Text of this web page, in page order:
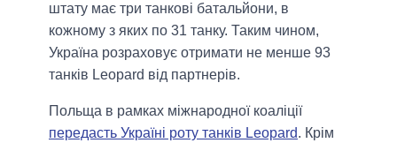
штату має три танкові батальйони, в
кожному з яких по 31 танку. Таким чином,
Україна розраховує отримати не менше 93
танків Leopard від партнерів.
Польща в рамках міжнародної коаліції
передасть Україні роту танків Leopard. Крім